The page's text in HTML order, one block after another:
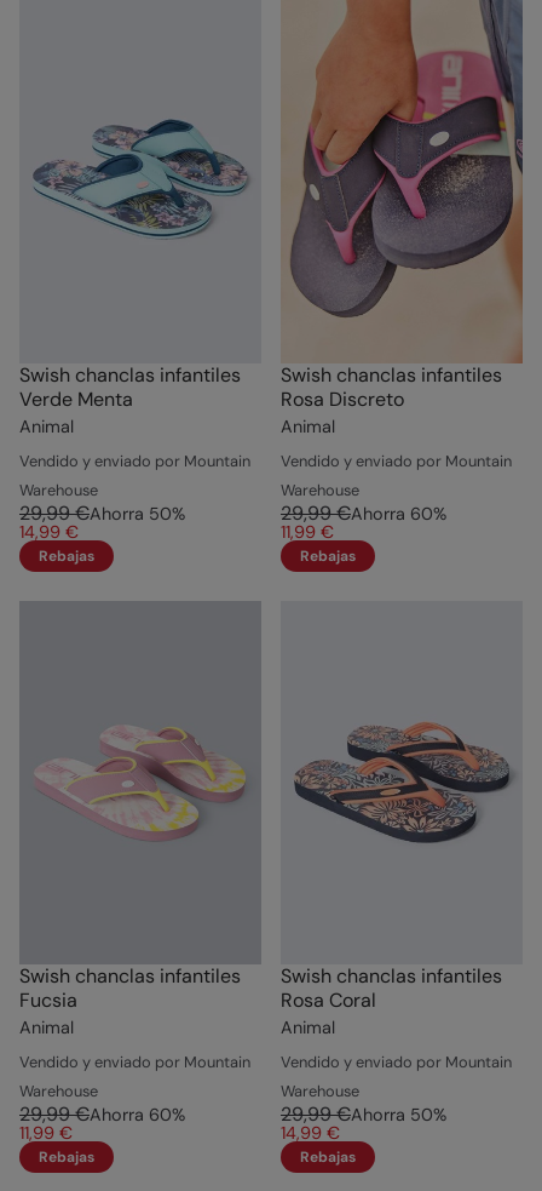
Swish chanclas infantiles
Verde Menta
Animal
Vendido y enviado por Mountain
Warehouse
29,99 €Ahorra 50%
14,99 €
Rebajas
Swish chanclas infantiles
Rosa Discreto
Animal
Vendido y enviado por Mountain
Warehouse
29,99 €Ahorra 60%
11,99 €
Rebajas
Swish chanclas infantiles
Fucsia
Animal
Vendido y enviado por Mountain
Warehouse
29,99 €Ahorra 60%
11,99 €
Rebajas
Swish chanclas infantiles
Rosa Coral
Animal
Vendido y enviado por Mountain
Warehouse
29,99 €Ahorra 50%
14,99 €
Rebajas